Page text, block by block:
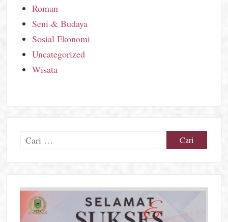
Roman
Seni & Budaya
Sosial Ekonomi
Uncategorized
Wisata
Cari
untuk: